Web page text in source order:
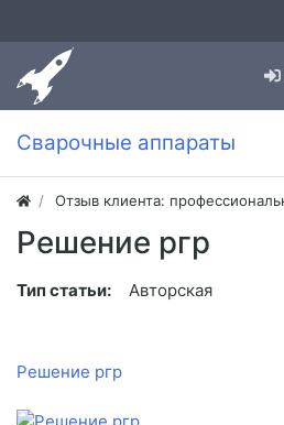
Сварочные аппараты
Отзыв клиента:
Решение ргр
Тип статьи: Авторская
Решение ргр